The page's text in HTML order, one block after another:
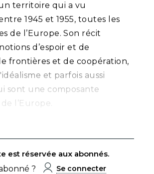
territoire qui a vu
1945 et 1955, toutes les
de l’Europe. Son récit
d’espoir et de
frontières et de coopération,
et parfois aussi
sont une composante
l’Europe.
est réservée aux abonnés.
?
Se connecter